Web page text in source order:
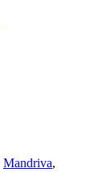
Mandriva,